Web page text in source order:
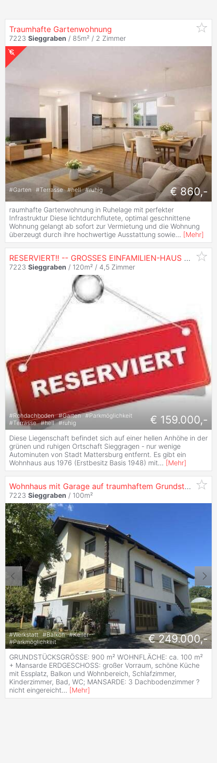
Traumhafte Gartenwohnung
7223 Sieggraben / 85m² / 2 Zimmer
#Garten #Terrasse #hell #ruhig € 860,-
raumhafte Gartenwohnung in Ruhelage mit perfekter
Infrastruktur Diese lichtdurchflutete, optimal geschnittene
Wohnung gelangt ab sofort zur Vermietung und die Wohnung
überzeugt durch ihre hochwertige Ausstattung sowie... [Mehr]
RESERVIERT!! -- GROSSES EINFAMILIEN-HAUS MIT AUSBAU-MÖGLICHKEIT -- NEBENGEBÄUDE -- GROSSER INNENHOF -- RUHELAGE!
7223 Sieggraben / 120m² / 4,5 Zimmer
#Rohdachboden #Garten #Parkmöglichkeit
#Terrasse #hell #ruhig € 159.000,-
Diese Liegenschaft befindet sich auf einer hellen Anhöhe in der
grünen und ruhigen Ortschaft Sieggragen - nur wenige
Autominuten von Stadt Mattersburg entfernt. Es gibt ein
Wohnhaus aus 1976 (Erstbesitz Basis 1948) mit... [Mehr]
Wohnhaus mit Garage auf traumhaftem Grundstück am Waldrand mit herrlichem Ausblick zu verkaufen
7223 Sieggraben / 100m²
#Werkstatt #Balkon #Keller
#Parkmöglichkeit € 249.000,-
GRUNDSTÜCKSGRÖSSE: 900 m² WOHNFLÄCHE: ca. 100 m²
+ Mansarde ERDGESCHOSS: großer Vorraum, schöne Küche
mit Essplatz, Balkon und Wohnbereich, Schlafzimmer,
Kinderzimmer, Bad, WC; MANSARDE: 3 Dachbodenzimmer ?
nicht eingereicht... [Mehr]